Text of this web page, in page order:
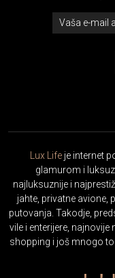
Lux Lifeje internet
glamurom i
najluksuznije i
jahte, privatne avione,
putovanja. Takodje,
vile i enterijere,
shopping i još mnogo